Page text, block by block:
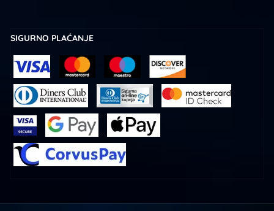
SIGURNO PLAĆANJE